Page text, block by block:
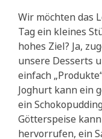
Wir möchten das
Tag ein kleines
hohes Ziel? Ja,
unsere Desserts
einfach
Joghurt kann ein
ein
Götterspeise
hervorrufen, ein